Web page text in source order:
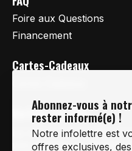
Foire aux Questions
Financement
Cartes-Cadeaux
Vertige Vélo Ski
La référence en vélo de
vélo hybride sur la Rive-
Abonnez-vous à
rester informé(e) !
Notre infolettre est
offres exclusives,